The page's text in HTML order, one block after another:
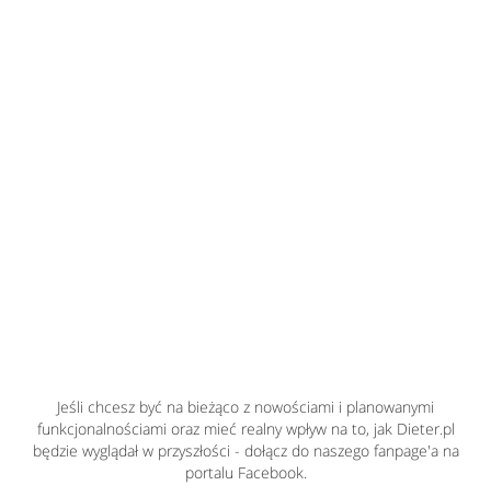
Jeśli chcesz być na bieżąco z nowościami i planowanymi
funkcjonalnościami oraz mieć realny wpływ na to, jak Dieter.pl
będzie wyglądał w przyszłości - dołącz do naszego fanpage'a na
portalu Facebook.